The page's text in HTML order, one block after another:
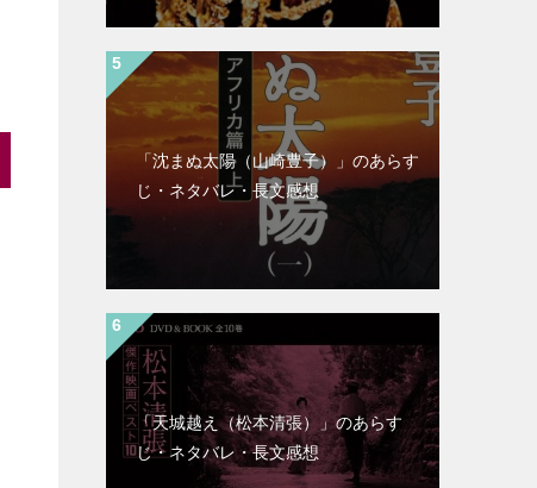
「沈まぬ太陽（山崎豊子）」のあらす
じ・ネタバレ・長文感想
「天城越え（松本清張）」のあらす
じ・ネタバレ・長文感想